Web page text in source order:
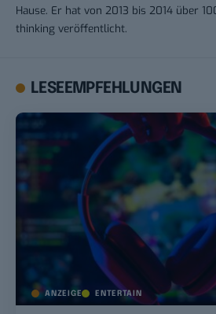
Hause. Er hat von 2013 bis 2014 über
thinking veröffentlicht.
LESEEMPFEHLUNGEN
ANZEIGE ENTERTAIN